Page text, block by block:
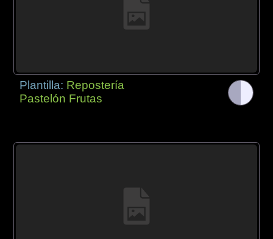
Plantilla: Repostería
Pastelón Frutas